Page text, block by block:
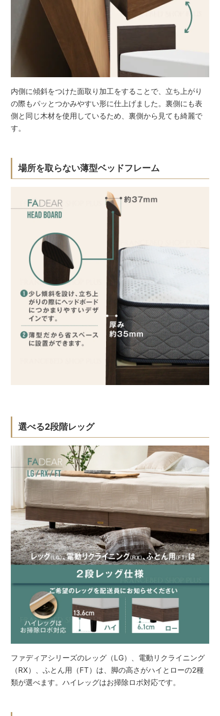
内側に傾斜をつけた面取り加工をすることで、立ち上がり
の際もパッとつかみやすい形に仕上げました。裏側にも表
側と同じ木材を使用しているため、裏側から見ても綺麗で
す。
場所を取らない薄型ベッドフレーム
選べる2段階レッグ
ファディアシリーズのレッグ（LG）、電動リクライニング
（RX）、ふとん用（FT）は、脚の高さがハイとローの2種
類が選べます。ハイレッグはお掃除ロボ対応です。